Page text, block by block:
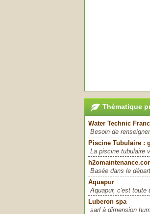
Thématique
Water Technic
Besoin de
Piscine Tubulaire :
La piscine tubulaire
Basée dans le
Aquapur
Aquapur, c'est toute
Luberon spa
sarl à dimension